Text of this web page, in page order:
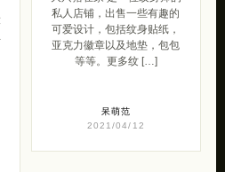
呆萌范
2021/04/12